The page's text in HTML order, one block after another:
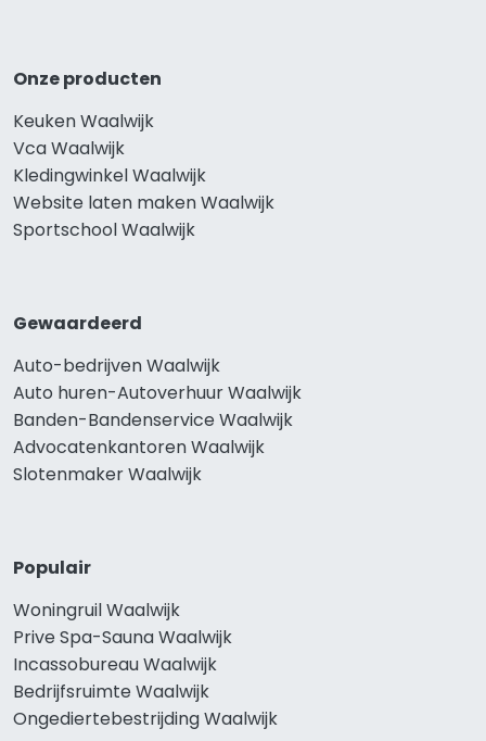
Onze producten
Keuken Waalwijk
Vca Waalwijk
Kledingwinkel Waalwijk
Website laten maken Waalwijk
Sportschool Waalwijk
Gewaardeerd
Auto-bedrijven Waalwijk
Auto huren-Autoverhuur Waalwijk
Banden-Bandenservice Waalwijk
Advocatenkantoren Waalwijk
Slotenmaker Waalwijk
Populair
Woningruil Waalwijk
Prive Spa-Sauna Waalwijk
Incassobureau Waalwijk
Bedrijfsruimte Waalwijk
Ongediertebestrijding Waalwijk